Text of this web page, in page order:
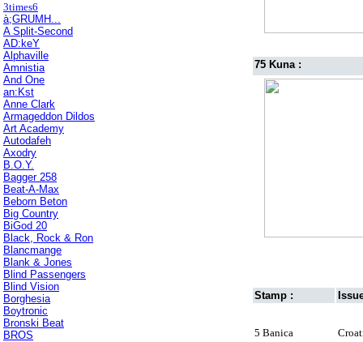
3times6
à;GRUMH...
A Split-Second
AD:keY
Alphaville
Amnistia
And One
an:Kst
Anne Clark
Armageddon Dildos
Art Academy
Autodafeh
Axodry
B.O.Y.
Bagger 258
Beat-A-Max
Beborn Beton
Big Country
BiGod 20
Black, Rock & Ron
Blancmange
Blank & Jones
Blind Passengers
Blind Vision
Borghesia
Boytronic
Bronski Beat
BROS
75 Kuna :
Stamp :
5 Banica